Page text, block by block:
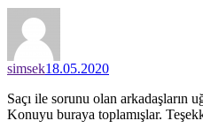
simsek18.05.2020
Saçı ile sorunu olan arkadaşların
Konuyu buraya toplamışlar.